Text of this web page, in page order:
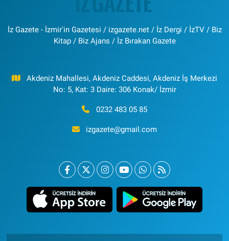
İz Gazete - İzmir'in Gazetesi / izgazete.net / İz Dergi / İzTV / Biz
Kitap / Biz Ajans / İz Bırakan Gazete
Akdeniz Mahallesi, Akdeniz Caddesi, Akdeniz İş Merkezi
No: 5, Kat: 3 Daire: 306 Konak/ İzmir
0232 483 05 85
izgazete@gmail.com